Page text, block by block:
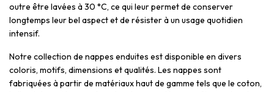
outre être lavées à 30 °C, ce qui leur permet de conserver
longtemps leur bel aspect et de résister à un usage quotidien
intensif.
Notre collection de nappes enduites est disponible en divers
coloris, motifs, dimensions et qualités. Les nappes sont
fabriquées à partir de matériaux haut de gamme tels que le coton,